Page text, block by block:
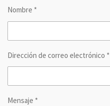
t
Nombre *
Dirección de correo electrónico *
Mensaje *